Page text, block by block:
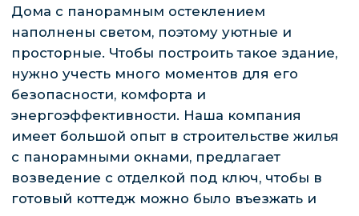
Рассчитать проект
ПЛЮСЫ И МИНУСЫ
ДОМА С
ПАНОРАМНЫМ
ОСТЕКЛЕНИЕМ